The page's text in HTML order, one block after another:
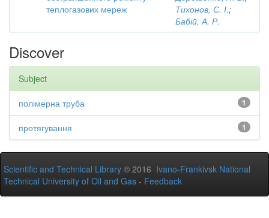
теплогазових мереж
Тихонов, С. І.;
Бабій, А. Р.
Discover
Subject
1
полімерна труба
1
протягування
Scientific and Technical Library © 2016 Ivano-Frankivsk National
Technical University of Oil and Gas - Feedback